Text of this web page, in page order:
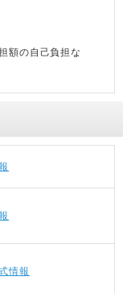
額の自己負担な
情報